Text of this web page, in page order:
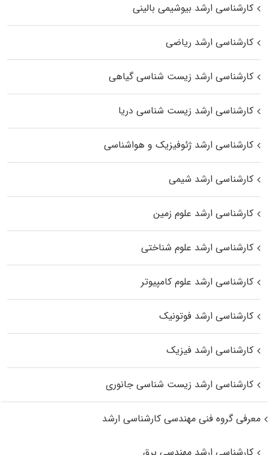
کارشناسی ارشد بیوشیمی بالینی
کارشناسی ارشد ریاضی
کارشناسی ارشد زیست‌ شناسی گیاهی
کارشناسی ارشد زیست‌ شناسی دریا
کارشناسی ارشد ژئوفیزیک و هواشناسی
کارشناسی ارشد شیمی
کارشناسی ارشد علوم زمین
کارشناسی ارشد علوم شناختی
کارشناسی ارشد علوم کامپیوتر
کارشناسی ارشد فوتونیک
کارشناسی ارشد فیزیک
کارشناسی ارشد زیست‌ شناسی جانوری
معرفی گروه فنی مهندسی کارشناسی ارشد